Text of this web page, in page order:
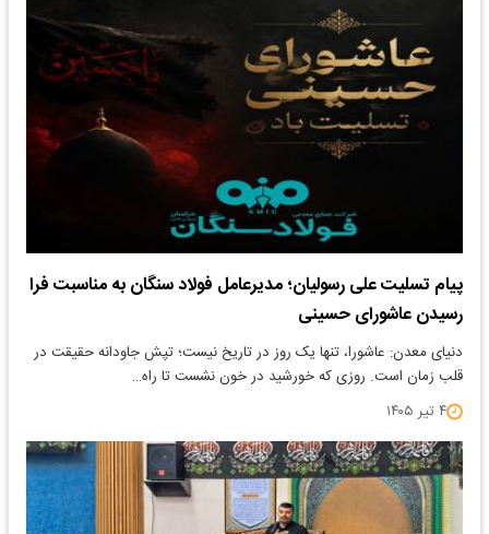
پیام تسلیت علی رسولیان؛ مدیرعامل فولاد سنگان به مناسبت فرا
رسیدن عاشورای حسینی
دنیای معدن: عاشورا، تنها یک روز در تاریخ نیست؛ تپش جاودانه حقیقت در
قلب زمان است. روزی که خورشید در خون نشست تا راه…
۴ تیر ۱۴۰۵